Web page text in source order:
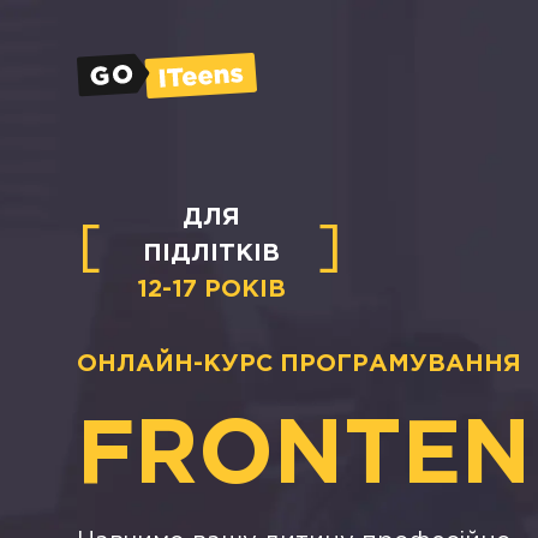
ДЛЯ
ПІДЛІТКІВ
12-17 РОКІВ
ОНЛАЙН-КУРС ПРОГРАМУВАННЯ